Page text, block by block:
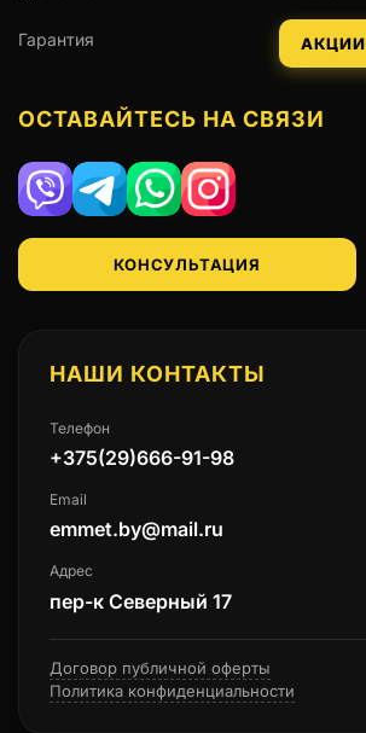
Гарантия АКЦИИ
ОСТАВАЙТЕСЬ НА СВЯЗИ
Viber TelegramWhatsAppInstagram
КОНСУЛЬТАЦИЯ
НАШИ КОНТАКТЫ
Телефон
+375(29)666-91-98
Email
emmet.by@mail.ru
Адрес
пер-к Северный 17
Договор публичной оферты
Политика конфиденциальности